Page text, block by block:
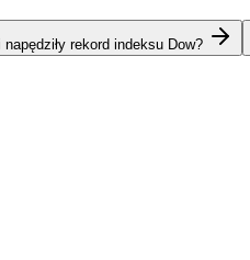
napędziły rekord indeksu Dow?